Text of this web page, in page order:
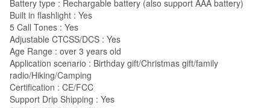
Battery type : Rechargable battery (also support AAA battery)
Built in flashlight : Yes
5 Call Tones : Yes
Adjustable CTCSS/DCS : Yes
Age Range : over 3 years old
Application scenario : Birthday gift/Christmas gift/family
radio/Hiking/Camping
Certification : CE/FCC
Support Drip Shipping : Yes